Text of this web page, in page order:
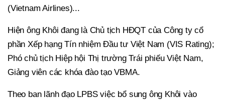
(Vietnam Airlines)...
Hiện ông Khôi đang là Chủ tịch HĐQT của Công ty cổ
phần Xếp hạng Tín nhiệm Đầu tư Việt Nam (VIS Rating);
Phó chủ tịch Hiệp hội Thị trường Trái phiếu Việt Nam,
Giảng viên các khóa đào tạo VBMA.
Theo ban lãnh đạo LPBS việc bổ sung ông Khôi vào